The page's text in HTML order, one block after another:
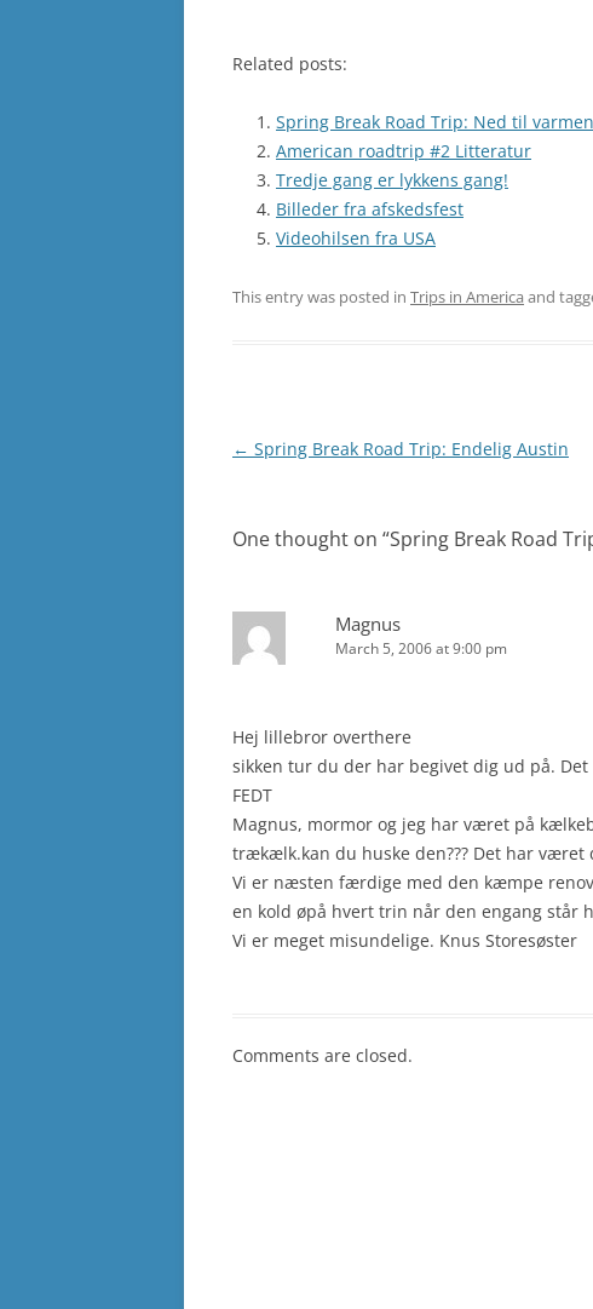
Related posts:
Spring Break Road Trip: Ned til varmen
American roadtrip #2 Litteratur
Tredje gang er lykkens gang!
Billeder fra afskedsfest
Videohilsen fra USA
This entry was posted in Trips in America and
Post
← Spring Break Road Trip: Endelig Austin
One thought on “Spring Break Road
Magnus
March 5, 2006 at 9:00 pm
Hej lillebror overthere
sikken tur du der har begivet dig ud på.
FEDT
Magnus, mormor og jeg har været på
trækælk.kan du huske den??? Det har
Vi er næsten færdige med den kæmpe
en kold øpå hvert trin når den engang står
Vi er meget misundelige. Knus Storesøster
Comments are closed.